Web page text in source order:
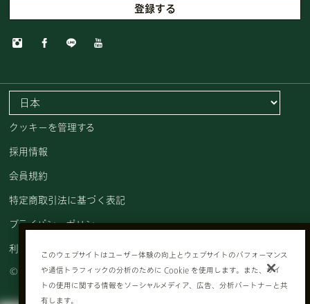
© AVEDA CORP.
利用規約
プライバシーポリシー
特定商取引法に基づく表記
会員規約
採用情報
クッキーを管理する
このウェブサイトはユーザー体験の向上とウェブサイトのパフォーマンス
や通信トラフィックの分析のために Cookie を使用します。また、サイ
トの使用に関する情報をソーシャルメディア、広告、分析パートナーと共
有します。